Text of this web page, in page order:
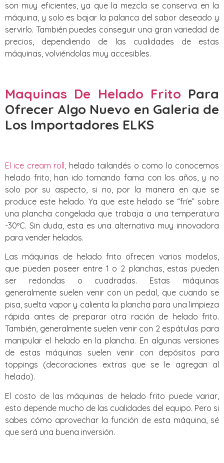
son muy eficientes, ya que la mezcla se conserva en la
máquina, y solo es bajar la palanca del sabor deseado y
servirlo. También puedes conseguir una gran variedad de
precios, dependiendo de las cualidades de estas
máquinas, volviéndolas muy accesibles.
Maquinas De Helado Frito Para
Ofrecer Algo Nuevo en Galeria de
Los Importadores ELKS
El ice cream roll, helado tailandés o como lo conocemos
helado frito, han ido tomando fama con los años, y no
solo por su aspecto, si no, por la manera en que se
produce este helado. Ya que este helado se “fríe” sobre
una plancha congelada que trabaja a una temperatura
-30ºC. Sin duda, esta es una alternativa muy innovadora
para vender helados.
Las máquinas de helado frito ofrecen varios modelos,
que pueden poseer entre 1 o 2 planchas, estas pueden
ser redondas o cuadradas. Estas máquinas
generalmente suelen venir con un pedal, que cuando se
pisa, suelta vapor y calienta la plancha para una limpieza
rápida antes de preparar otra ración de helado frito.
También, generalmente suelen venir con 2 espátulas para
manipular el helado en la plancha. En algunas versiones
de estas máquinas suelen venir con depósitos para
toppings (decoraciones extras que se le agregan al
helado).
El costo de las máquinas de helado frito puede variar,
esto depende mucho de las cualidades del equipo. Pero si
sabes cómo aprovechar la función de esta máquina, sé
que será una buena inversión.